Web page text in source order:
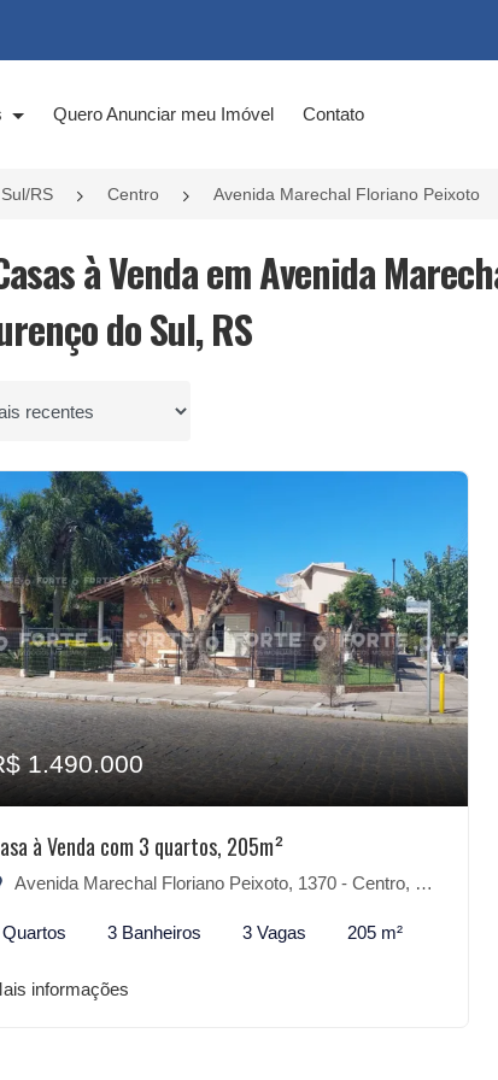
Quero Anunciar meu Imóvel Contato
RS Centro Avenida Marechal Floriano Peixoto
à Venda em Avenida
do Sul, RS
por
1.490.000
à Venda com 3 quartos, 205m²
Avenida Marechal Floriano Peixoto, 1370 - Centro, São Lourenço do Sul-RS
3 Banheiros 3 Vagas 205 m²
informações